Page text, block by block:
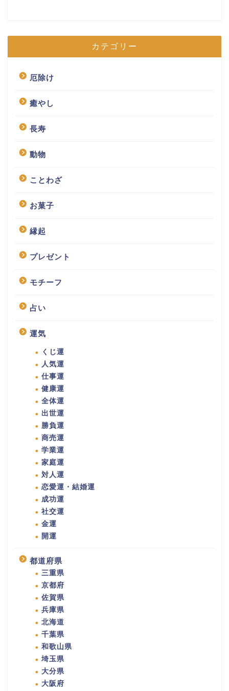
カテゴリー
厄除け
癒やし
長寿
動物
ことわざ
お菓子
縁起
プレゼント
モチーフ
占い
運気
くじ運
人気運
仕事運
健康運
全体運
出世運
勝負運
商売運
学業運
家庭運
対人運
恋愛運・結婚運
成功運
社交運
金運
開運
都道府県
三重県
京都府
佐賀県
兵庫県
北海道
千葉県
和歌山県
埼玉県
大分県
大阪府